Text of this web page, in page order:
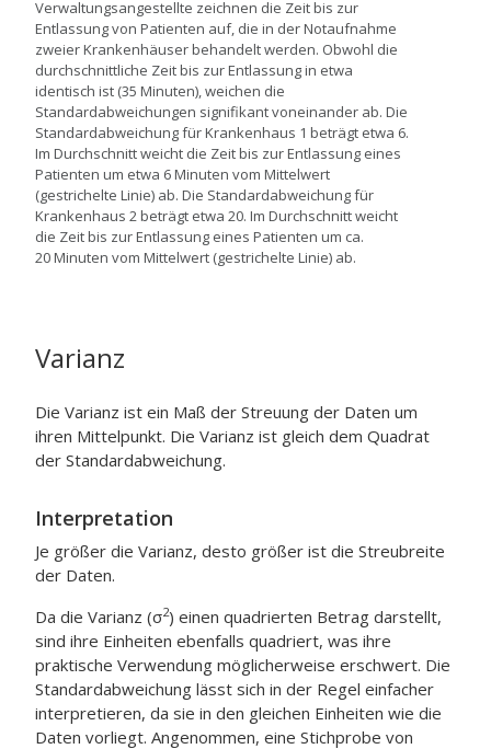
Verwaltungsangestellte zeichnen die Zeit bis zur
Entlassung von Patienten auf, die in der Notaufnahme
zweier Krankenhäuser behandelt werden. Obwohl die
durchschnittliche Zeit bis zur Entlassung in etwa
identisch ist (35 Minuten), weichen die
Standardabweichungen signifikant voneinander ab. Die
Standardabweichung für Krankenhaus 1 beträgt etwa 6.
Im Durchschnitt weicht die Zeit bis zur Entlassung eines
Patienten um etwa 6 Minuten vom Mittelwert
(gestrichelte Linie) ab. Die Standardabweichung für
Krankenhaus 2 beträgt etwa 20. Im Durchschnitt weicht
die Zeit bis zur Entlassung eines Patienten um ca.
20 Minuten vom Mittelwert (gestrichelte Linie) ab.
Varianz
Die Varianz ist ein Maß der Streuung der Daten um
ihren Mittelpunkt. Die Varianz ist gleich dem Quadrat
der Standardabweichung.
Interpretation
Je größer die Varianz, desto größer ist die Streubreite
der Daten.
Da die Varianz (σ2) einen quadrierten Betrag darstellt,
sind ihre Einheiten ebenfalls quadriert, was ihre
praktische Verwendung möglicherweise erschwert. Die
Standardabweichung lässt sich in der Regel einfacher
interpretieren, da sie in den gleichen Einheiten wie die
Daten vorliegt. Angenommen, eine Stichprobe von